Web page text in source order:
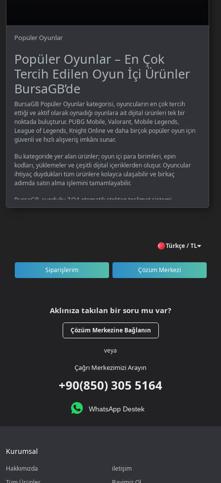
Popüler Oyunlar
Popüler Oyunlar – En Çok
Tercih Edilen Oyun İçi Ürünler
BursaGB’de
BursaGB Popüler Oyunlar kategorisi, oyuncuların en çok tercih
ettiği ve aktif olarak oynadığı oyunlara ait dijital ürünleri tek bir
noktada buluşturur. PUBG Mobile, Valorant, Mobile Legends,
League of Legends, Knight Online ve daha birçok popüler oyun için
güvenli ve hızlı alışveriş imkânı sunar.
Bu kategoride yer alan ürünler; oyun içi para birimleri, epin
kodları, yüklemeler ve çeşitli dijital içeriklerden oluşur. Oyuncular
ihtiyaç duydukları tüm ürünlere kolayca ulaşabilir ve birkaç
adımda satın alma işlemini tamamlayabilir.
BursaGB, sunduğu 7/24 otomatik stoktan teslimat sistemi
sayesinde satın aldığınız ürünleri anında hesabınıza ulaştırır.
Popüler Oyunlar kategorisi aynı zamanda geniş ürün çeşitliliği ile
her seviyeden oyuncuya hitap eder. İster rekabetçi PvP
oyunlarında avantaj elde etmek, ister karakterinizi geliştirmek için
gerekli dijital ürünlere hızlıca ulaşabilirsiniz.
Türkçe / TL
Siparişlerim Çözüm Merkezi
Aklınıza takılan bir soru mu var?
Çözüm Merkezine Bağlanın
veya
Çağrı Merkezimizi Arayın
+90(850) 305 5164
WhatsApp Destek
Kurumsal
Hakkımızda
iletişim